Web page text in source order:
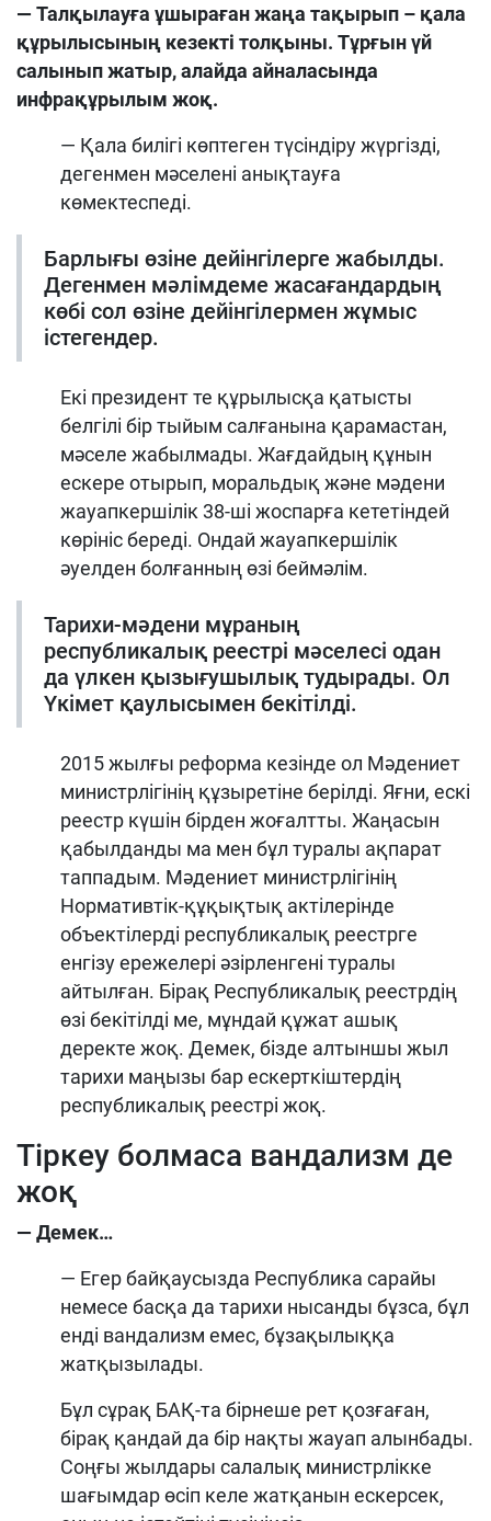
— Талқылауға ұшыраған жаңа тақырып – қала
құрылысының кезекті толқыны. Тұрғын үй
салынып жатыр, алайда айналасында
инфрақұрылым жоқ.
— Қала билігі көптеген түсіндіру жүргізді,
дегенмен мәселені анықтауға
көмектеспеді.
Барлығы өзіне дейінгілерге жабылды.
Дегенмен мәлімдеме жасағандардың
көбі сол өзіне дейінгілермен жұмыс
істегендер.
Екі президент те құрылысқа қатысты
белгілі бір тыйым салғанына қарамастан,
мәселе жабылмады. Жағдайдың құнын
ескере отырып, моральдық және мәдени
жауапкершілік 38-ші жоспарға кететіндей
көрініс береді. Ондай жауапкершілік
әуелден болғанның өзі беймәлім.
Тарихи-мәдени мұраның
республикалық реестрі мәселесі одан
да үлкен қызығушылық тудырады. Ол
Үкімет қаулысымен бекітілді.
2015 жылғы реформа кезінде ол Мәдениет
министрлігінің құзыретіне берілді. Яғни, ескі
реестр күшін бірден жоғалтты. Жаңасын
қабылданды ма мен бұл туралы ақпарат
таппадым. Мәдениет министрлігінің
Нормативтік-құқықтық актілерінде
объектілерді республикалық реестрге
енгізу ережелері әзірленгені туралы
айтылған. Бірақ Республикалық реестрдің
өзі бекітілді ме, мұндай құжат ашық
деректе жоқ. Демек, бізде алтыншы жыл
тарихи маңызы бар ескерткіштердің
республикалық реестрі жоқ.
Тіркеу болмаса вандализм де
жоқ
— Демек…
— Егер байқаусызда Республика сарайы
немесе басқа да тарихи нысанды бұзса, бұл
енді вандализм емес, бұзақылыққа
жатқызылады.
Бұл сұрақ БАҚ-та бірнеше рет қозғаған,
бірақ қандай да бір нақты жауап алынбады.
Соңғы жылдары салалық министрлікке
шағымдар өсіп келе жатқанын ескерсек,